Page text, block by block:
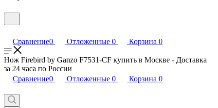
Сравнение0 Отложенные 0 Корзина 0
Нож Firebird by Ganzo F7531-CF купить в Москве - Доставка
за 24 часа по России
Сравнение0 Отложенные 0 Корзина 0